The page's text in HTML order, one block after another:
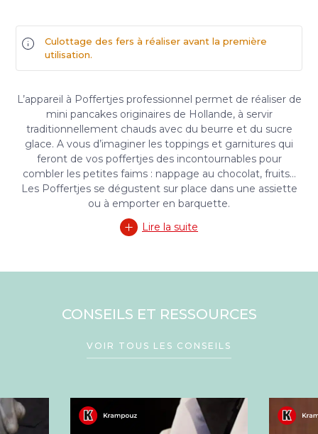
Culottage des fers à réaliser avant la première
utilisation.
L’appareil à Poffertjes professionnel permet de réaliser de
mini pancakes originaires de Hollande, à servir
traditionnellement chauds avec du beurre et du sucre
glace. A vous d’imaginer les toppings et garnitures qui
feront de vos poffertjes des incontournables pour
combler les petites faims : nappage au chocolat, fruits…
Les Poffertjes se dégustent sur place dans une assiette
ou à emporter en barquette.
Lire la suite
CONSEILS ET RESSOURCES
VOIR TOUS LES CONSEILS